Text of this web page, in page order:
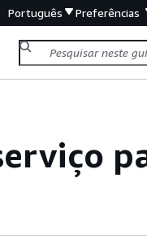
Português Preferências